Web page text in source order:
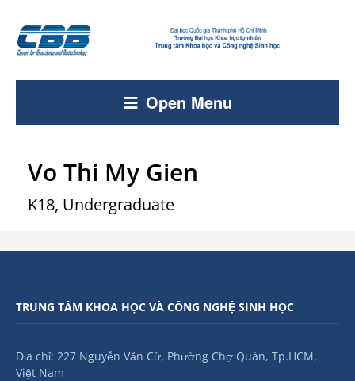
Open Menu
Vo Thi My Gien
K18, Undergraduate
TRUNG TÂM KHOA HỌC VÀ CÔNG NGHỆ SINH HỌC
Địa chỉ: 227 Nguyễn Văn Cừ, Phường Chợ Quán, Tp.HCM,
Việt Nam